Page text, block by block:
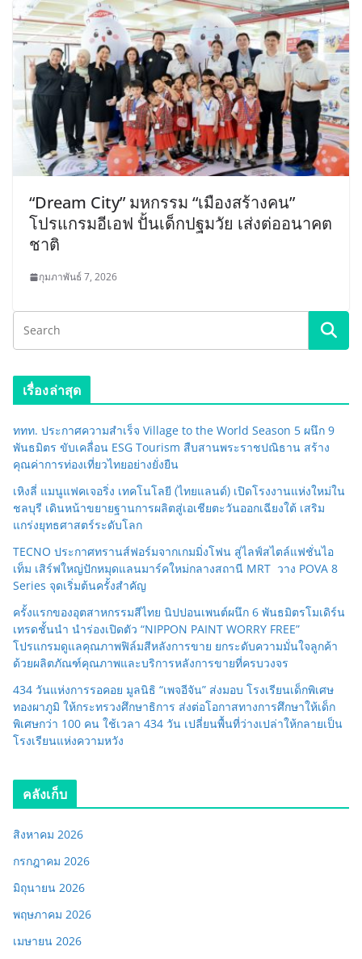
“Dream City” มหกรรม “เมืองสร้างคน”
โปรแกรมอีเอฟ ปั้นเด็กปฐมวัย เส่งต่ออนาคต
ชาติ
กุมภาพันธ์ 7, 2026
เรื่องล่าสุด
ททท. ประกาศความสำเร็จ Village to the World Season 5 ผนึก 9
พันธมิตร ขับเคลื่อน ESG Tourism สืบสานพระราชปณิธาน สร้าง
คุณค่าการท่องเที่ยวไทยอย่างยั่งยืน
เหิงลี่ แมนูแฟคเจอริ่ง เทคโนโลยี (ไทยแลนด์) เปิดโรงงานแห่งใหม่ใน
ชลบุรี เดินหน้าขยายฐานการผลิตสู่เอเชียตะวันออกเฉียงใต้ เสริม
แกร่งยุทธศาสตร์ระดับโลก
TECNO ประกาศทรานส์ฟอร์มจากเกมมิ่งโฟน สู่ไลฟ์สไตล์แฟชั่นไอ
เท็ม เสิร์ฟใหญ่ปักหมุดแลนมาร์คใหม่กลางสถานี MRT วาง POVA 8
Series จุดเริ่มต้นครั้งสำคัญ
ครั้งแรกของอุตสาหกรรมสีไทย นิปปอนเพนต์ผนึก 6 พันธมิตรโมเดิร์น
เทรดชั้นนำ นำร่องเปิดตัว “NIPPON PAINT WORRY FREE”
โปรแกรมดูแลคุณภาพฟิล์มสีหลังการขาย ยกระดับความมั่นใจลูกค้า
ด้วยผลิตภัณฑ์คุณภาพและบริการหลังการขายที่ครบวงจร
434 วันแห่งการรอคอย มูลนิธิ “เพจอีจัน” ส่งมอบ โรงเรียนเด็กพิเศษ
ทองผาภูมิ ให้กระทรวงศึกษาธิการ ส่งต่อโอกาสทางการศึกษาให้เด็ก
พิเศษกว่า 100 คน ใช้เวลา 434 วัน เปลี่ยนพื้นที่ว่างเปล่าให้กลายเป็น
โรงเรียนแห่งความหวัง
คลังเก็บ
สิงหาคม 2026
กรกฎาคม 2026
มิถุนายน 2026
พฤษภาคม 2026
เมษายน 2026